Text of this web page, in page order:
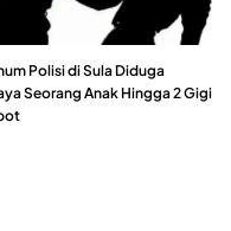
Polisi di Sula Diduga
Seorang Anak Hingga 2 Gigi